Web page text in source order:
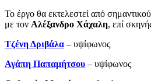
Το έργο θα εκτελεστεί από
με τον Αλέξανδρο Χάχαλη, επί
Τζένη Δριβάλα – υψίφωνος
Αγάπη Παπαμήτσου – υψίφωνος